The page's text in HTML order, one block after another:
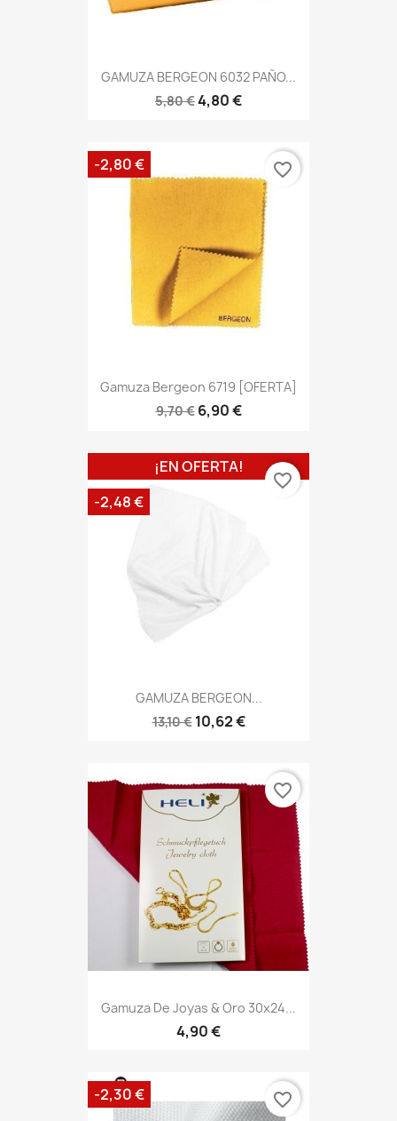
GAMUZA BERGEON 6032 PAÑO...
5,80 €4,80 €
Gamuza Bergeon 6719 [OFERTA]
9,70 € 6,90 €
-2,80 € favorite_border
GAMUZA BERGEON...
13,10 € 10,62 €
¡EN OFERTA!
-2,48 €
favorite_border
Gamuza De Joyas & Oro 30x24...
4,90 €
favorite_border
-2,30 € favorite_border